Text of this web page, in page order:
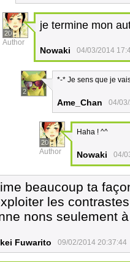
20
Author
je termine mon
Nowaki 04/03/2014
2
*-* Je sens que je
Ame_Chan 04/
20
Author
Haha ! ^^
Nowaki 04/
beaucoup ta
les
nons seulement
Fuwarito 09/02/2014 20:37:44